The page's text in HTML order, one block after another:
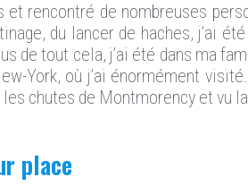
rencontré de nombreuses
du lancer de haches, j’ai
de tout cela, j’ai été dans ma
York, où j’ai énormément
chutes de Montmorency et vu
place